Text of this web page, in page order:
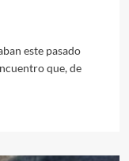
este pasado
que, de